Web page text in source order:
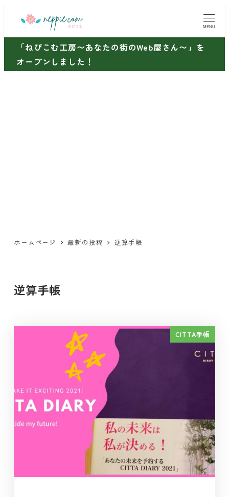
ン
ン
MENU
「ねぴこむ工房〜あなたの街のWeb屋さん〜」を
オープンしました！
ホームページ 最新の投稿 逆算手帳
逆算手帳
CITTA手帳